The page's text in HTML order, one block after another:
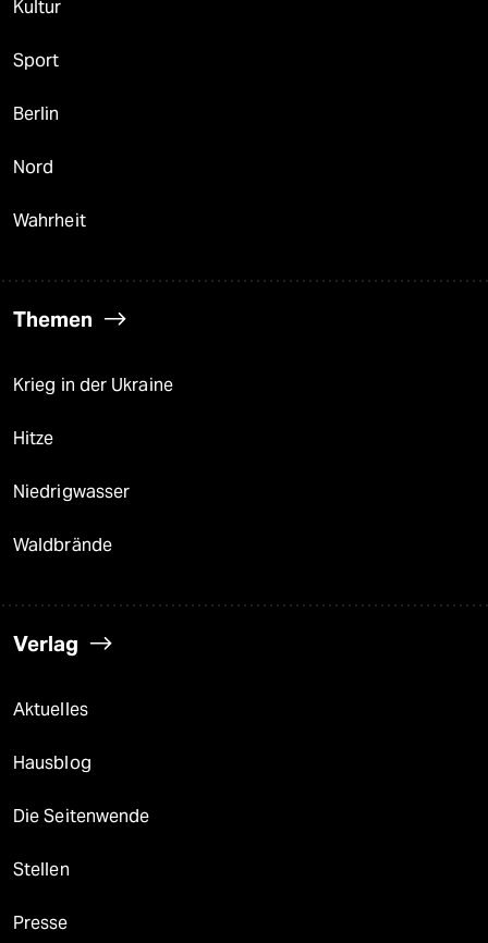
Kultur
Sport
Berlin
Nord
Wahrheit
Themen
Krieg in der Ukraine
Hitze
Niedrigwasser
Waldbrände
Verlag
Aktuelles
Hausblog
Die Seitenwende
Stellen
Presse